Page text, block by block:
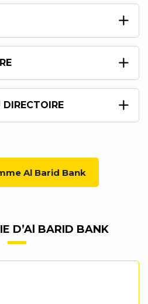
Al Barid Bank
D’Al BARID BANK